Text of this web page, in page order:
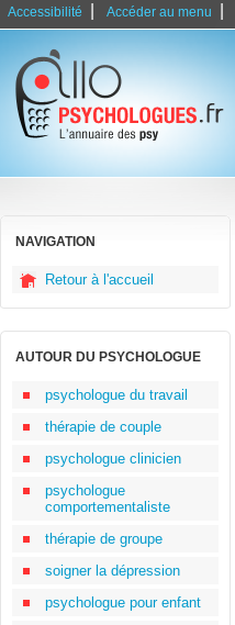
Accessibilité Accéder au menu
NAVIGATION
Retour à l'accueil
AUTOUR DU PSYCHOLOGUE
psychologue du travail
thérapie de couple
psychologue clinicien
psychologue
comportementaliste
thérapie de groupe
soigner la dépression
psychologue pour enfant